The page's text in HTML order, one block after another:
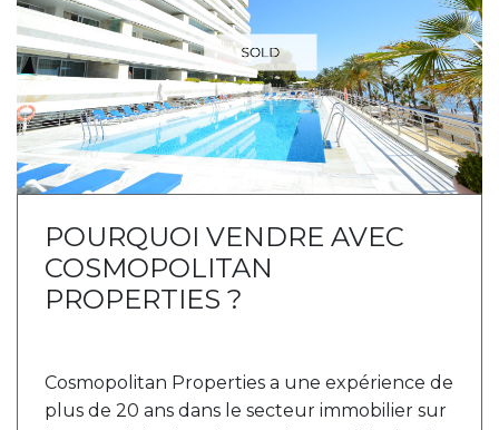
POURQUOI VENDRE AVEC
COSMOPOLITAN
PROPERTIES ?
Cosmopolitan Properties a une expérience de
plus de 20 ans dans le secteur immobilier sur